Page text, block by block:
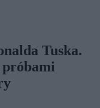
Tuska.
próbami